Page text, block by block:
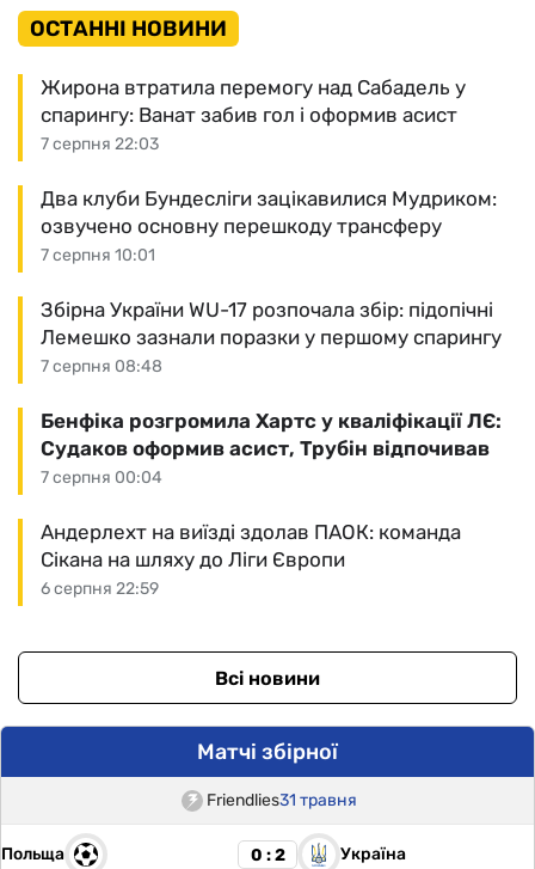
ОСТАННІ НОВИНИ
7 серпня 22:03
Жирона втратила перемогу над Сабадель у
спарингу: Ванат забив гол і оформив асист
7 серпня 10:01
Два клуби Бундесліги зацікавилися Мудриком:
озвучено основну перешкоду трансферу
7 серпня 08:48
Збірна України WU-17 розпочала збір: підопічні
Лемешко зазнали поразки у першому спарингу
7 серпня 00:04
Бенфіка розгромила Хартс у кваліфікації ЛЄ:
Судаков оформив асист, Трубін відпочивав
6 серпня 22:59
Андерлехт на виїзді здолав ПАОК: команда
Сікана на шляху до Ліги Європи
Всі новини
Матчі збірної
Friendlies31 травня
Польща 0 : 2 Україна